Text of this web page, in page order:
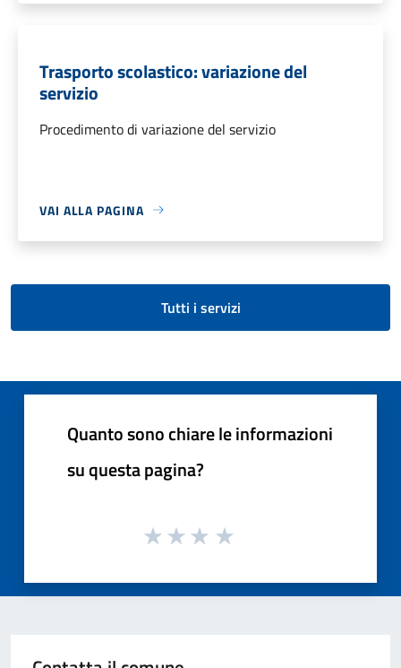
Trasporto scolastico: variazione del
servizio
Procedimento di variazione del servizio
VAI ALLA PAGINA
Tutti i servizi
Quanto sono chiare le informazioni
su questa pagina?